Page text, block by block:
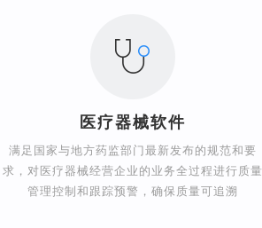
医疗器械软件
满足国家与地方药监部门最新发布的规范和要
求，对医疗器械经营企业的业务全过程进行质量
管理控制和跟踪预警，确保质量可追溯